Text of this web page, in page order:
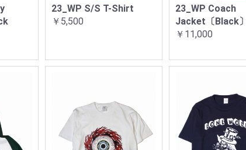
23_WP S/S T-Shirt
￥5,500
23_WP Coach
Jacket〔Black〕
￥11,000